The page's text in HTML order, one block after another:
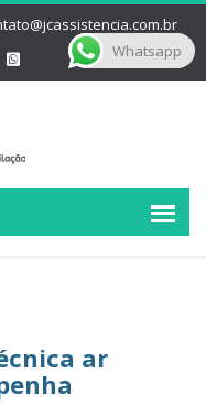
ar
Whatsapp